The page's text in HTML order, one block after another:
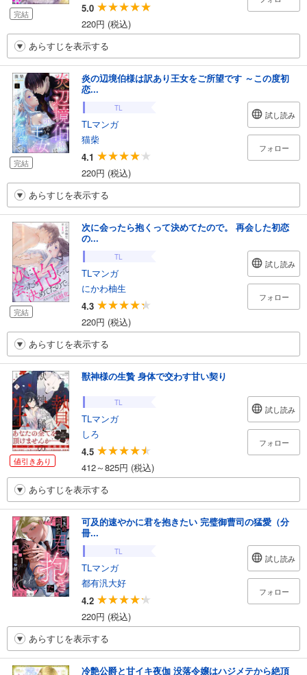
完結
5.0
220円 (税込)
あらすじを表示する
完結
炎の辺境伯様は訳あり王女をご所望です ～この度初
恋...
TL
TLマンガ
猫柴
4.1
220円 (税込)
試し読み
フォロー
あらすじを表示する
完結
次に会ったら抱くって決めてたので。 再会した初恋
の...
TL
TLマンガ
にかわ柚生
4.3
220円 (税込)
試し読み
フォロー
あらすじを表示する
値引きあり
獣神様の生贄 身体で交わす甘い契り
TL
TLマンガ
しろ
4.5
412～825円 (税込)
試し読み
フォロー
あらすじを表示する
可及的速やかに君を抱きたい 完璧御曹司の猛愛（分
冊...
TL
TLマンガ
都有汎大好
4.2
220円 (税込)
試し読み
フォロー
あらすじを表示する
冷艶公爵と甘イキ夜伽 没落令嬢はハジメテから絶頂